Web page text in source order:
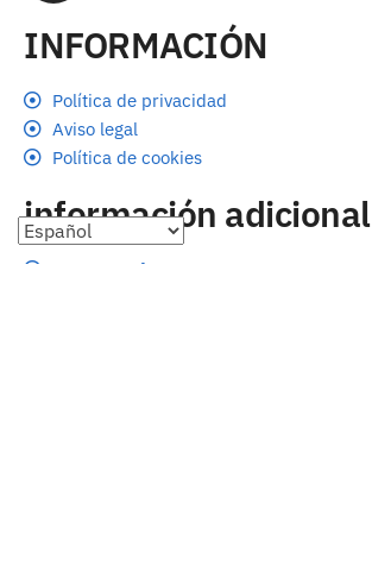
INFORMACIÓN
Política de privacidad
Aviso legal
Política de cookies
información adicional
Preguntas frecuentes